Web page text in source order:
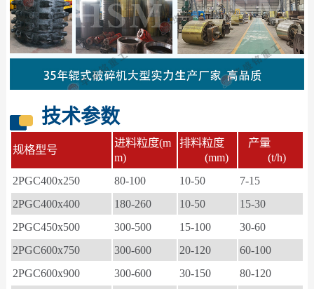
技术参数
规格型号
进料粒度(m
m)
排料粒度
(mm)
产量
(t/h)
2PGC400x250
80-100 10-50
7-15
2PGC400x400
180-260 10-50
15-30
2PGC450x500
300-500 15-100
30-60
2PGC600x750
300-600 20-120
60-100
2PGC600x900
300-600 30-150
80-120